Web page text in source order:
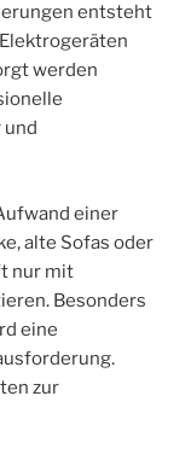
entsteht
werden
einer
alte Sofas oder
nur mit
Besonders
eine
zur